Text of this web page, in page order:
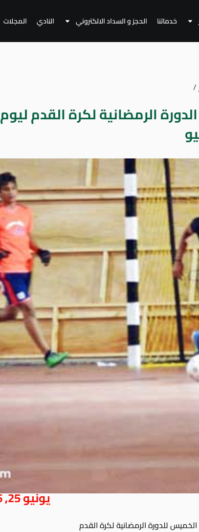
خدماتنا الحجز و السداد الالكتروني النادي المجلات
/
الرمضانية لكرة القدم ليوم
يونيو 25, 2016
للدورة الرمضانية لكرة القدم